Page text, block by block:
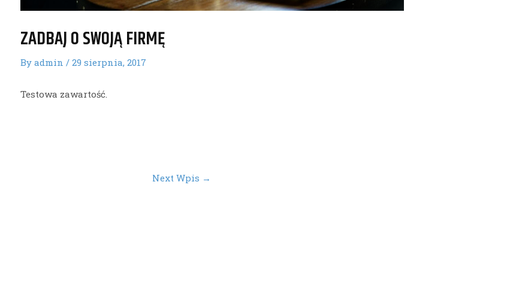
ZADBAJ O SWOJĄ FIRMĘ
Byadmin/29 sierpnia, 2017
Testowa zawartość.
Next Wpis →